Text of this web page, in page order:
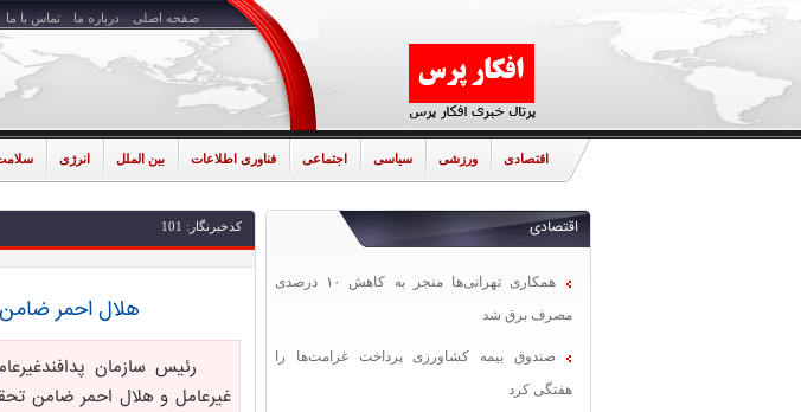
صفحه اصلی درباره ما تماس با ما
اقتصادی ورزشی سیاسی اجتماعی فناوری اطلاعات بین الملل انرژی
اقتصادی
همکاری تهرانی‌ها منجر به کاهش ۱۰ درصدی
مصرف برق شد
صندوق بیمه کشاورزی پرداخت غرامت‌ها را
هفتگی کرد
کدخبرنگار: 101
هلال احمر
رئیس سازمان
غیرعامل و هلال احمر ضامن